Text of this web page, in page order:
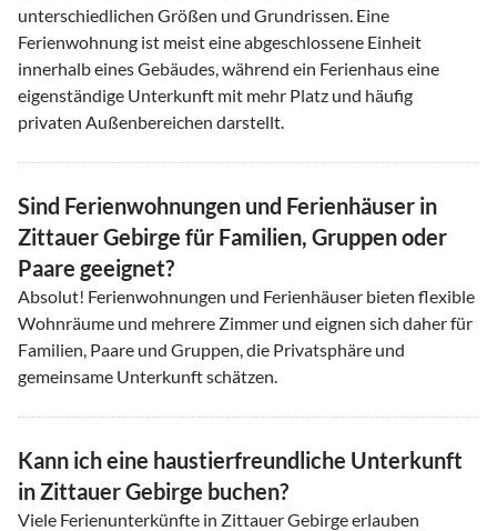
unterschiedlichen Größen und Grundrissen. Eine
Ferienwohnung ist meist eine abgeschlossene Einheit
innerhalb eines Gebäudes, während ein Ferienhaus eine
eigenständige Unterkunft mit mehr Platz und häufig
privaten Außenbereichen darstellt.
Sind Ferienwohnungen und Ferienhäuser in
Zittauer Gebirge für Familien, Gruppen oder
Paare geeignet?
Absolut! Ferienwohnungen und Ferienhäuser bieten flexible
Wohnräume und mehrere Zimmer und eignen sich daher für
Familien, Paare und Gruppen, die Privatsphäre und
gemeinsame Unterkunft schätzen.
Kann ich eine haustierfreundliche Unterkunft
in Zittauer Gebirge buchen?
Viele Ferienunterkünfte in Zittauer Gebirge erlauben